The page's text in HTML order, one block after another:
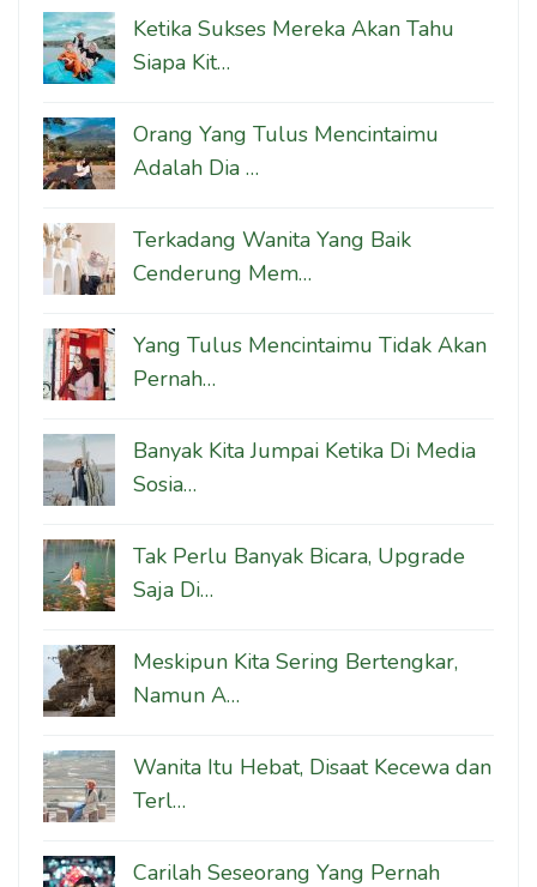
Ketika Sukses Mereka Akan Tahu
Siapa Kit…
Orang Yang Tulus Mencintaimu
Adalah Dia …
Terkadang Wanita Yang Baik
Cenderung Mem…
Yang Tulus Mencintaimu Tidak Akan
Pernah…
Banyak Kita Jumpai Ketika Di Media
Sosia…
Tak Perlu Banyak Bicara, Upgrade
Saja Di…
Meskipun Kita Sering Bertengkar,
Namun A…
Wanita Itu Hebat, Disaat Kecewa dan
Terl…
Carilah Seseorang Yang Pernah